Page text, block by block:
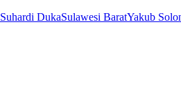
Suhardi DukaSulawesi BaratYakub